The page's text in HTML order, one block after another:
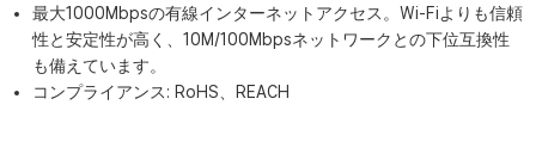
最大1000Mbpsの有線インターネットアクセス。Wi-Fiよりも信頼
性と安定性が高く、10M/100Mbpsネットワークとの下位互換性
も備えています。
コンプライアンス: RoHS、REACH